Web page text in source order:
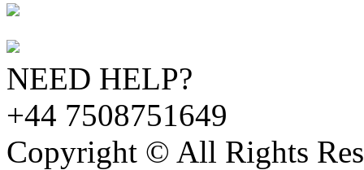
NEED HELP?
+44 7508751649
Copyright © All Rights